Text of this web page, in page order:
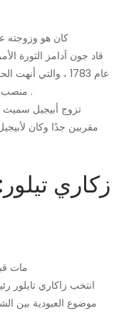
كان هو وزوجته
قاد جون آدامز الثورة
منصب .
مقربين جدًا وكان
مات
موضوع العبودية بين